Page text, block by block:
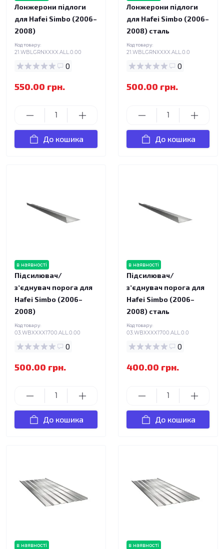
Лонжерони підлоги
для Hafei Simbo (2006–
2008)
Код товару:
21.WBLGRNXXXX.ALL.0.00
0
550.00 грн.
До кошика
Лонжерони підлоги
для Hafei Simbo (2006–
2008) сталь
Код товару:
21.WBLGRNXXXX.ALL.0.0
0
500.00 грн.
До кошика
в наявності
Підсилювач/
зʼєднувач порога для
Hafei Simbo (2006–
2008)
Код товару:
03.WBXXXX1700.ALL.0.00
0
500.00 грн.
До кошика
в наявності
Підсилювач/
зʼєднувач порога для
Hafei Simbo (2006–
2008) сталь
Код товару:
03.WBXXXX1700.ALL.0.0
0
400.00 грн.
До кошика
в наявності в наявності